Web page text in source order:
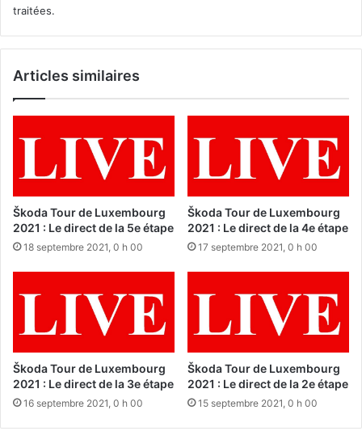
traitées.
Articles similaires
Škoda Tour de Luxembourg
2021 : Le direct de la 5e étape
18 septembre 2021, 0 h 00
Škoda Tour de Luxembourg
2021 : Le direct de la 4e étape
17 septembre 2021, 0 h 00
Škoda Tour de Luxembourg
2021 : Le direct de la 3e étape
16 septembre 2021, 0 h 00
Škoda Tour de Luxembourg
2021 : Le direct de la 2e étape
15 septembre 2021, 0 h 00